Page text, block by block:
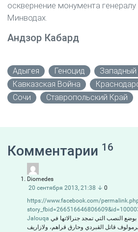
осквернение монумента
Минводах.
Андзор Кабард
Адыгея Геноцид
Западный
Кавказская Война
Сочи
Ставропольский Край
Комментарии 16
Diomedes
20 сентября 2013, 21:38 ↓ 0
https://www.facebook.com/
Jalouqa
قاتل القبردي وحارق قراهم، ولازاريف